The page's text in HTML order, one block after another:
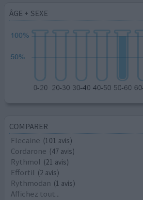
ÂGE + SEXE
COMPARER
Flecaine (101 avis)
Cordarone (47 avis)
Rythmol (21 avis)
Effortil (2 avis)
Rythmodan (1 avis)
Affichez tout...